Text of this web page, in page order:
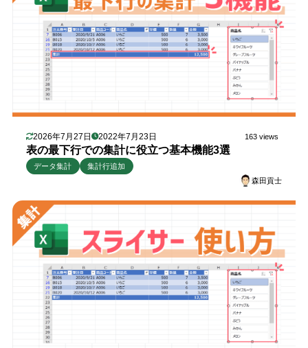
2026年7月27日 2022年7月23日 163 views
表の最下行での集計に役立つ基本機能3選
データ集計
集計行追加
森田貢士